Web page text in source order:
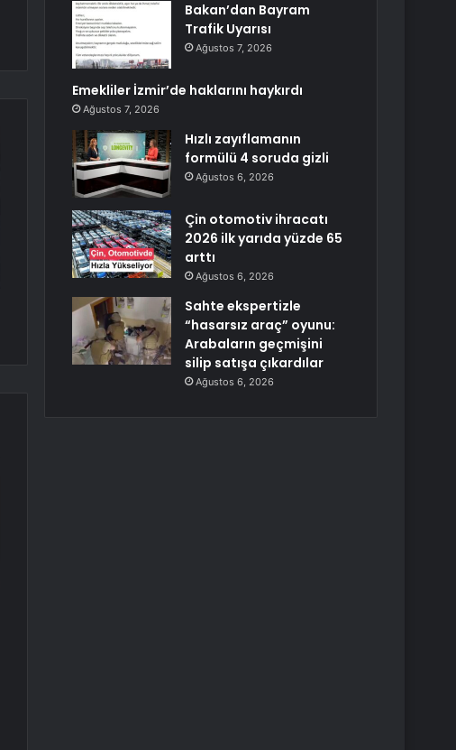
Bakan’dan Bayram
Trafik Uyarısı
Ağustos 7, 2026
Emekliler İzmir’de haklarını haykırdı
Ağustos 7, 2026
Hızlı zayıflamanın
formülü 4 soruda gizli
Ağustos 6, 2026
Çin otomotiv ihracatı
2026 ilk yarıda yüzde 65
arttı
Ağustos 6, 2026
Sahte ekspertizle
“hasarsız araç” oyunu:
Arabaların geçmişini
silip satışa çıkardılar
Ağustos 6, 2026